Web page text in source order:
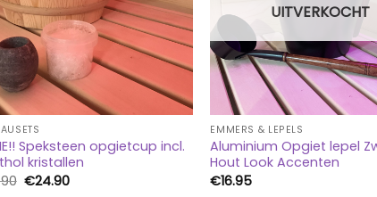
Speksteen opgietcup incl.
kristallen
Oorspronkelijke
€24.90Huidige
UITVERKOCHT
EMMERS & LEPELS
Aluminium Opgiet lepel
Hout Look Accenten
€16.95